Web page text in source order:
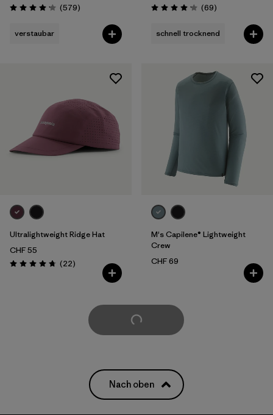
Bewertung: 4.2 / 5
(579Rezensionen
)
verstaubar
Bewertung: 4.1 / 5
(69Rezensionen
)
schnell trocknend
Ultralightweight Ridge Hat
CHF 55
Bewertung: 4.8 / 5
(22Rezensionen
)
M's Capilene® Lightweight
Crew
CHF 69
weitere laden
Nach oben